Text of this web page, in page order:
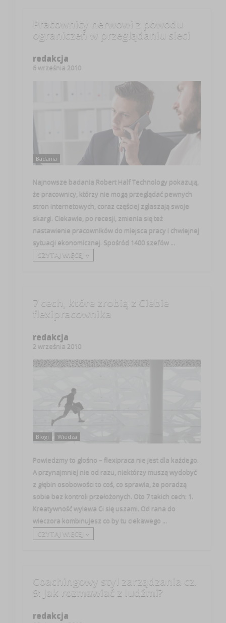
Pracownicy nerwowi z powodu
ograniczeń w przeglądaniu sieci
redakcja
6 września 2010
Badania
Najnowsze badania Robert Half Technology pokazują,
że pracownicy, którzy nie mogą przeglądać pewnych
stron internetowych, coraz częściej zgłaszają swoje
skargi. Ciekawie, po recesji, zmienia się też
nastawienie pracowników do miejsca pracy i chwiejnej
sytuacji ekonomicznej. Spośród 1400 szefów ...
CZYTAJ WIĘCEJ +
7 cech, które zrobią z Ciebie
flexipracownika
redakcja
2 września 2010
Blogi Wiedza
Powiedzmy to głośno – flexipraca nie jest dla każdego.
A przynajmniej nie od razu, niektórzy muszą wydobyć
z głębin osobowości to coś, co sprawia, że poradzą
sobie bez kontroli przełożonych. Oto 7 takich cech: 1.
Kreatywność wylewa Ci się uszami. Od rana do
wieczora kombinujesz co by tu ciekawego ...
CZYTAJ WIĘCEJ +
Coachingowy styl zarządzania cz.
9: Jak rozmawiać z ludźmi?
redakcja